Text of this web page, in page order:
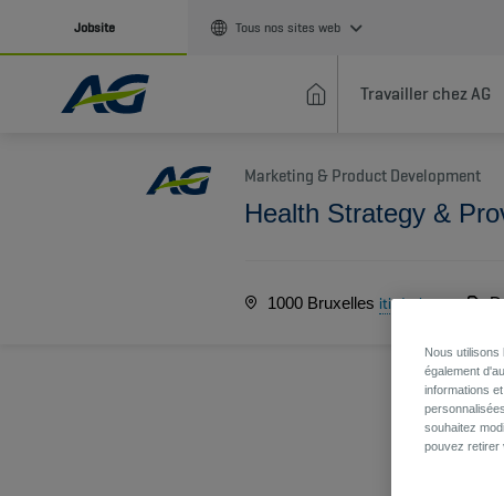
Jobsite Tous nos sites web
Travailler chez AG
Marketing & Product Development
Health Strategy &
1000 Bruxelles itinéraire
Nous
également
informations
souhaitez
pouvez retirer